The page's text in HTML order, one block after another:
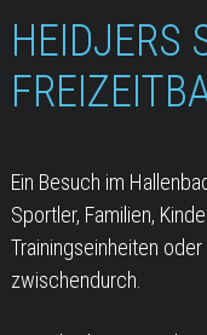
HEIDJERS
Ein Besuch im
Sportler, Familien,
Trainingseinheiten
zwischendurch.